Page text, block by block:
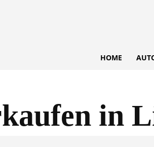
HOME
in